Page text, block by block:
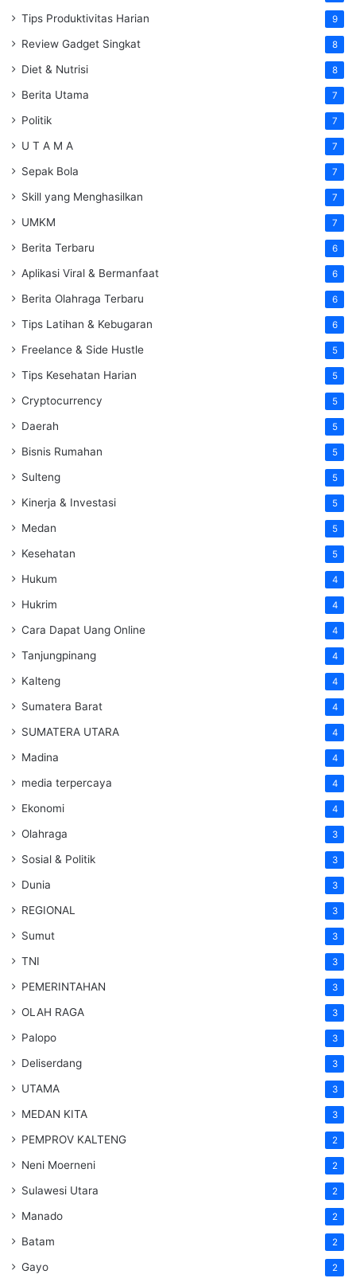
Tips Produktivitas Harian 9
Review Gadget Singkat 8
Diet & Nutrisi 8
Berita Utama 7
Politik 7
U T A M A 7
Sepak Bola 7
Skill yang Menghasilkan 7
UMKM 7
Berita Terbaru 6
Aplikasi Viral & Bermanfaat 6
Berita Olahraga Terbaru 6
Tips Latihan & Kebugaran 6
Freelance & Side Hustle 5
Tips Kesehatan Harian 5
Cryptocurrency 5
Daerah 5
Bisnis Rumahan 5
Sulteng 5
Kinerja & Investasi 5
Medan 5
Kesehatan 5
Hukum 4
Hukrim 4
Cara Dapat Uang Online 4
Tanjungpinang 4
Kalteng 4
Sumatera Barat 4
SUMATERA UTARA 4
Madina 4
media terpercaya 4
Ekonomi 4
Olahraga 3
Sosial & Politik 3
Dunia 3
REGIONAL 3
Sumut 3
TNI 3
PEMERINTAHAN 3
OLAH RAGA 3
Palopo 3
Deliserdang 3
UTAMA 3
MEDAN KITA 3
PEMPROV KALTENG 2
Neni Moerneni 2
Sulawesi Utara 2
Manado 2
Batam 2
Gayo 2